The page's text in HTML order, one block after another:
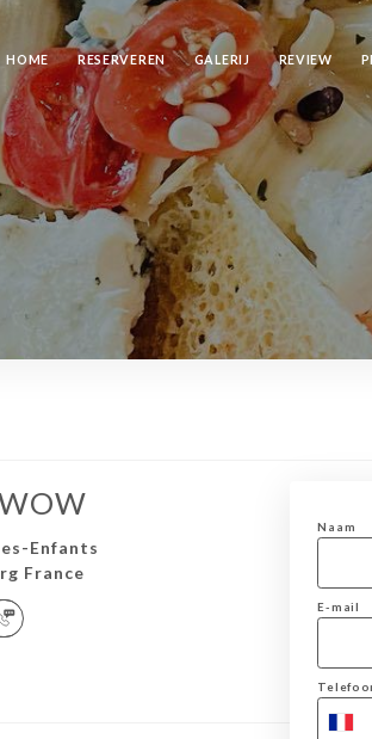
HOME RESERVEREN GALERIJ REVIEW
Enfants
France
Naam
E-mail